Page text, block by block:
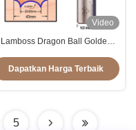
Video
Lamboss Dragon Ball Golden
Router Bit Dragon Ball Bit
Dapatkan Harga Terbaik
5